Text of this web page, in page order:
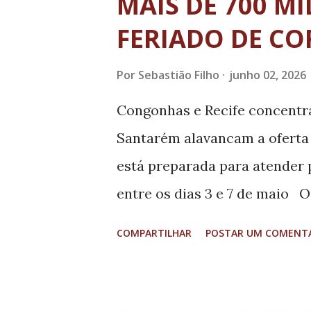
equipe anfitriã do Inatel.
Copa Sada é mais um
últimos anos entre o Inatel e
Instituto para períodos de
colaboração que já
FERIADO DE
Por Sebastião Filho junho 02, 2026
Congonhas e Recife
Santarém alavancam a
está preparada para atender
entre os dias 3 e 7 de maio
COMPARTILHAR POSTAR UM